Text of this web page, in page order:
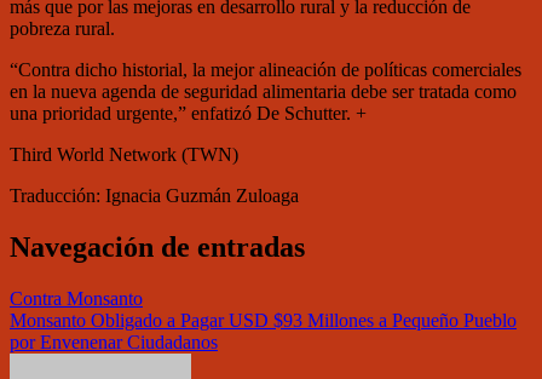
más que por las mejoras en desarrollo rural y la reducción de
pobreza rural.
“Contra dicho historial, la mejor alineación de políticas comerciales
en la nueva agenda de seguridad alimentaria debe ser tratada como
una prioridad urgente,” enfatizó De Schutter. +
Third World Network (TWN)
Traducción: Ignacia Guzmán Zuloaga
Navegación de entradas
Contra Monsanto
Monsanto Obligado a Pagar USD $93 Millones a Pequeño Pueblo
por Envenenar Ciudadanos